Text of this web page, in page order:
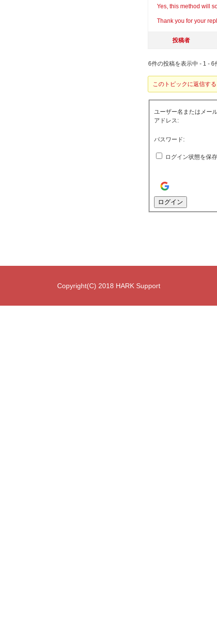
Yes, this method will
Thank you for your
投稿者
6件の投稿を表示中 - 1 - 6
このトピックに返信す
ユーザー名またはメー
アドレス:
パスワード:
ログイン状態を保
ログイン
Copyright(C) 2018 HARK Support